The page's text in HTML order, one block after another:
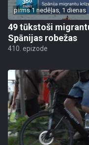
pirms 1 nedēļas, 1 dienas
49 tūkstoši
Spānijas robežas
410. epizode